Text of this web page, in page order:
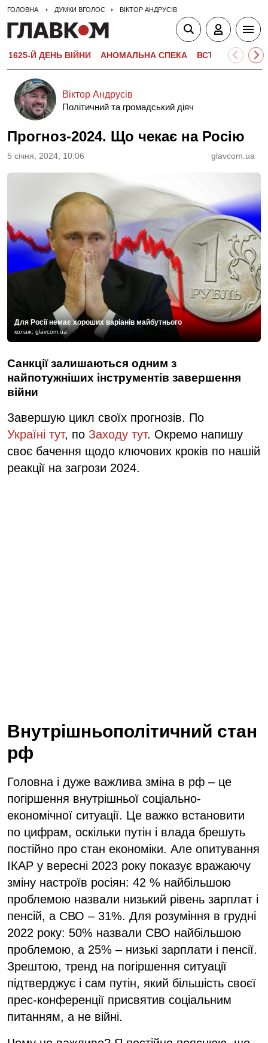
ГОЛОВНА ДУМКИ ВГОЛОС ВІКТОР АНДРУСІВ
1625-Й ДЕНЬ ВІЙНИ АНОМАЛЬНА СПЕКА ВСТУПНА
Віктор Андрусів
Політичний та громадський діяч
Прогноз-2024. Що чекає на Росію
5 сiчня, 2024, 10:06 glavcom.ua
Для Росії немає хороших варіанів майбутнього
колаж: glavcom.ua
Санкції залишаються одним з
найпотужніших інструментів завершення
війни
Завершую цикл своїх прогнозів. По
Україні тут, по Заходу тут. Окремо напишу
своє бачення щодо ключових кроків по нашій
реакції на загрози 2024.
Внутрішньополітичний стан
рф
Головна і дуже важлива зміна в рф – це
погіршення внутрішньої соціально-
економічної ситуації. Це важко встановити
по цифрам, оскільки путін і влада брешуть
постійно про стан економіки. Але опитування
ІКАР у вересні 2023 року показує вражаючу
зміну настроїв росіян: 42 % найбільшою
проблемою назвали низький рівень зарплат і
пенсій, а СВО – 31%. Для розуміння в грудні
2022 року: 50% назвали СВО найбільшою
проблемою, а 25% – низькі зарплати і пенсії.
Зрештою, тренд на погіршення ситуації
підтверджує і сам путін, який більшість своєї
прес-конференції присвятив соціальним
питанням, а не війні.